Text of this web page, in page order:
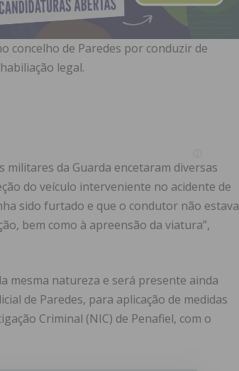
concelho de Paredes por conduzir de
legal.
militares da Guarda encetaram diversas
do veículo interveniente no acidente de
sido furtado e que o condutor não estava
bem como à apreensão da viatura”,
mesma natureza e será presente ainda
de Paredes, para aplicação de medidas
Criminal (NIC) de Penafiel, com o